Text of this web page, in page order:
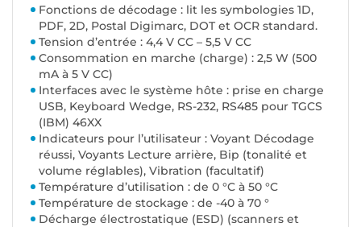
Fonctions de décodage : lit les symbologies 1D,
PDF, 2D, Postal Digimarc, DOT et OCR standard.
Tension d’entrée : 4,4 V CC – 5,5 V CC
Consommation en marche (charge) : 2,5 W (500
mA à 5 V CC)
Interfaces avec le système hôte : prise en charge
USB, Keyboard Wedge, RS-232, RS485 pour TGCS
(IBM) 46XX
Indicateurs pour l’utilisateur : Voyant Décodage
réussi, Voyants Lecture arrière, Bip (tonalité et
volume réglables), Vibration (facultatif)
Température d’utilisation : de 0 °C à 50 °C
Température de stockage : de -40 à 70 °
Décharge électrostatique (ESD) (scanners et